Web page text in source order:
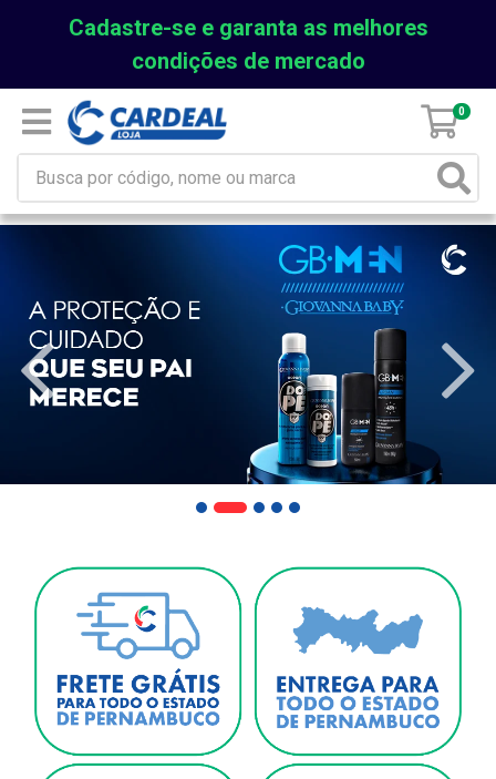
Cadastre-se e garanta as melhores
condições de mercado
0